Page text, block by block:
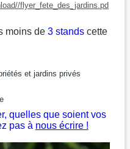
flyer_fete_des_jardins.pd
moins de 3 standscette
et jardins privés
quelles que soient vos
pas à nous écrire !